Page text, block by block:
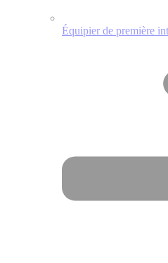
Équipier de première